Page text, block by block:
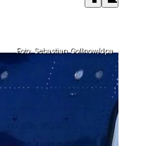
Foto: Sebastian Gollnow/dpa